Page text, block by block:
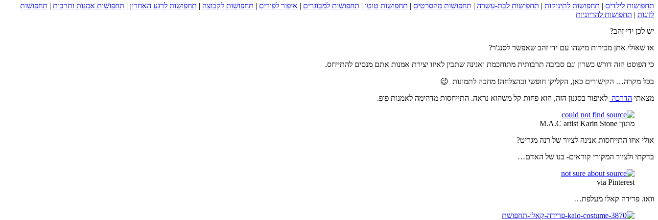
תחפושות לילדים | תחפושות לתינוקות | תחפושות לבת-עשרה | תחפושות מהסרטים | תחפושות טוטו | תחפושות למבוגרים | איפור לפורים | תחפושות לקבוצה | תחפושות לרגע האחרון | תחפושות אמנות ותרבות | תחפושות
לזוגות | תחפושות להריוניות
יש לכן ידי זהב?
או שאולי אתן מכירות מישהו עם ידי זהב שאפשר לסנג'ר?
כי הפוסט הזה דורש כשרון וגם סביבה תרבותית מתוחכמת ואנינה שתבין לאיזו יצירת אמנות אתם מנסים להתייחס.
בכל מקרה… הקישורים כאן, הקליקו חופשי ובהצלחה! מחכה לתמונות 😉
מצאתי הדרכה לאיפור בסגנון הזה, הוא פחות קל משהוא נראה. התייחסות מדהימה לאמנות פופ.
מתוך M.A.C artist Karin Stone
אולי איזו התייחסות אנינה לציור של רנה מגריט?
בדקתי ולציור המקורי קוראים- בנו של האדם…
via Pinterest
וואו. פרידה קאלו מעלפת…